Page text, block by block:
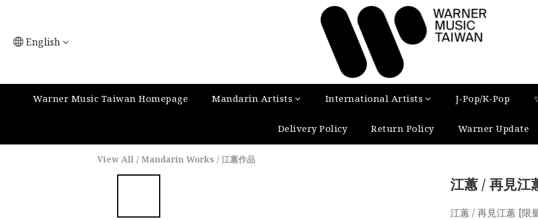
English
Warner Music Taiwan Homepage Mandarin Artists International Artists J-Pop/K-Pop
Delivery Policy Return Policy Warner Update
View All / Mandarin Works / 江蕙作品
江蕙 / 再見
江蕙 / 再見江蕙 [限